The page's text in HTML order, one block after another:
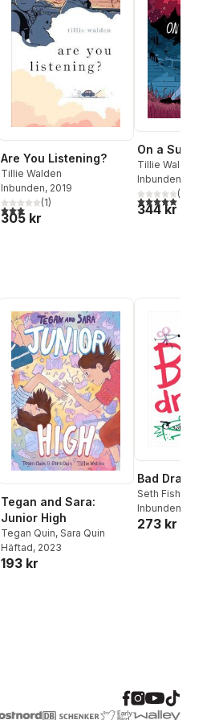
Are You Listening?
Tillie Walden
Inbunden, 2019
3,0utav 5 stjärnor. Totalt antal röster:
(1)
305 kr
On a
Tillie Walden
Inbunden
5,0utav 5(
344 kr
Tegan and Sara:
Junior High
Tegan Quin, Sara Quin
Häftad, 2023
193 kr
Bad Drawer
Seth Fishman
Inbunden
273 kr